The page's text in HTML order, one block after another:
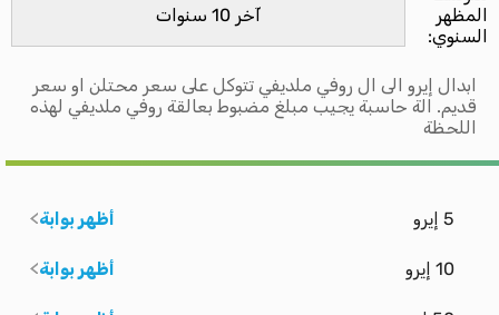
المظهر
السنوي:
ابدال إيرو الى ال روفي ملديفي تتوكل على سعر محتلن او سعر
قديم. الة حاسبة يجيب مبلغ مضبوط بعالقة روفي ملديفي لهذه
اللحظة
5 إيرو أظهر بوابة
10 إيرو أظهر بوابة